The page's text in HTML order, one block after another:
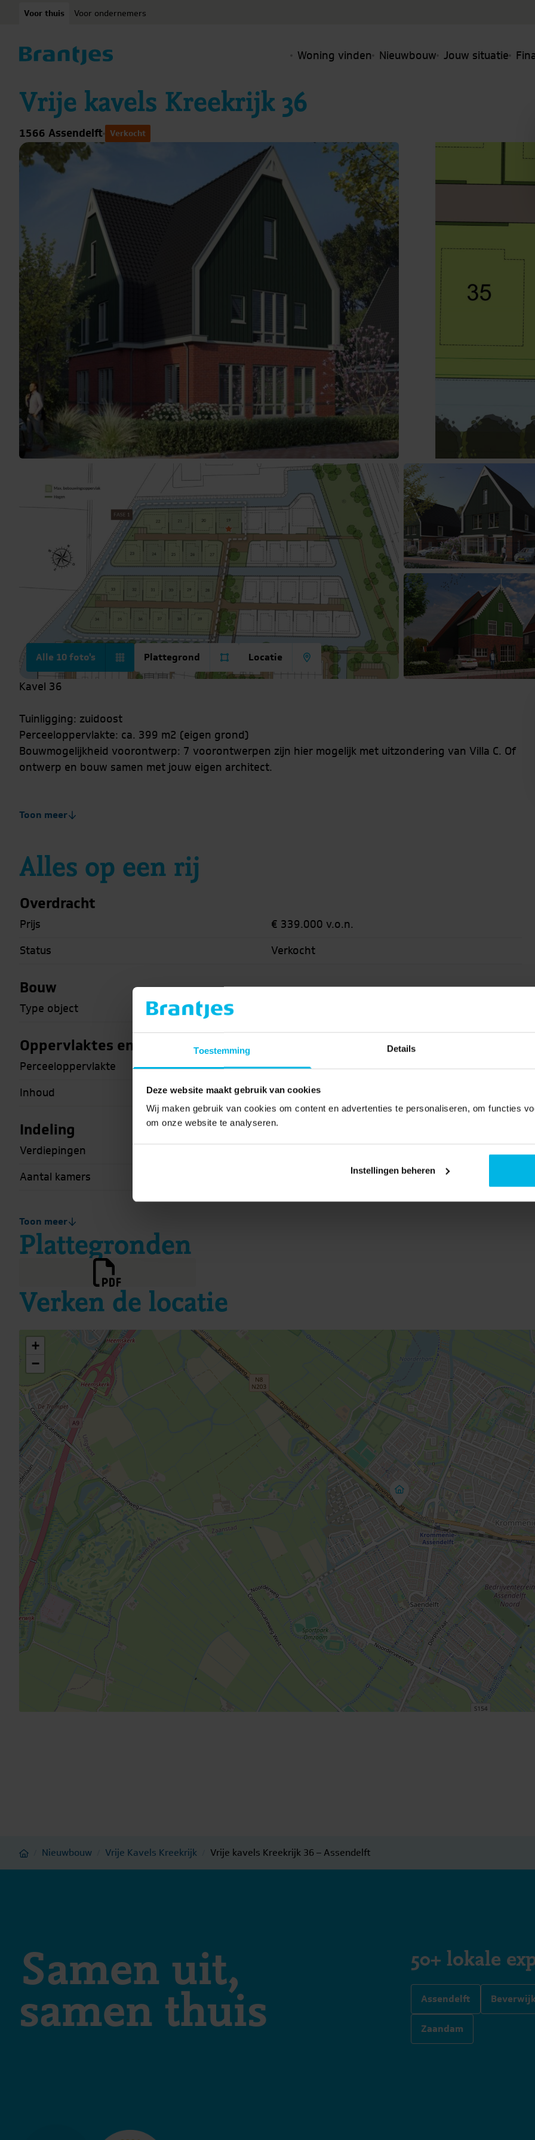
Toestemming Details
Deze website maakt gebruik van cookies
Wij maken gebruik van cookies om content en advertenties te personaliseren, om functies
om onze website te analyseren.
Instellingen beheren
Ga naar content
Voor thuis Voor ondernemers
Woning vinden Nieuwbouw Jouw situatie
Vrije kavels Kreekrijk 36
1566 Assendelft Verkocht
Alle 10 foto's Plattegrond Locatie
Kavel 36
Tuinligging: zuidoost
Perceeloppervlakte: ca. 399 m2 (eigen grond)
Bouwmogelijkheid voorontwerp: 7 voorontwerpen zijn hier mogelijk met uitzondering van Villa C. Of
ontwerp en bouw samen met jouw eigen architect.
Toon meer
Alles op een rij
Overdracht
Prijs € 339.000 v.o.n.
Status
Verkocht
Bouw
Type object
Oppervlaktes en inhoud
Perceeloppervlakte 399 m2
Inhoud 0 m3
Indeling
Verdiepingen
Aantal kamers
Locatie
Ligging
Tuintypen
Hoofdtuin
Tuin rondom
Achterom
Parkeergelegenheid
Parkeerfaciliteiten
Openbaar parkeren, Op eigen terrein
Garage
Garage mogelijk
Toon meer
Plattegronden
Verken de locatie
+
−
HomeNieuwbouw Vrije Kavels Kreekrijk Vrije kavels Kreekrijk 36 – Assendelft
Samen uit,
samen thuis
50+ lokale
Assendelft
Zaandam